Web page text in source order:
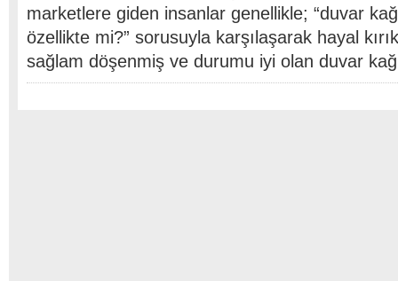
marketlere giden insanlar genellikle; “duvar
özellikte mi?” sorusuyla karşılaşarak hayal
sağlam döşenmiş ve durumu iyi olan duvar